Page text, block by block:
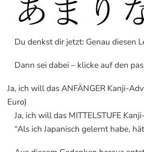
Du denkst dir jetzt: Genau diesen
Dann sei dabei – klicke auf den
Ja, ich will das ANFÄNGER Kanji-
Euro)
Ja, ich will das MITTELSTUFE
“Als ich Japanisch gelernt habe,